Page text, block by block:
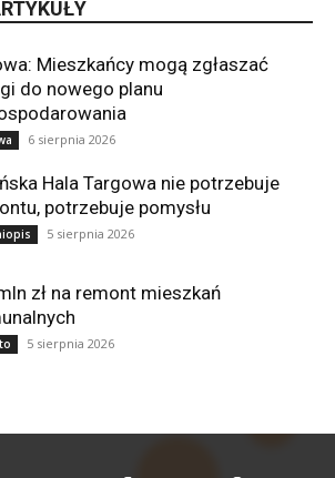
Mieszkańcy mogą zgłaszać
do nowego planu
6 sierpnia 2026
Hala Targowa nie potrzebuje
potrzebuje pomysłu
5 sierpnia 2026
zł na remont mieszkań
5 sierpnia 2026